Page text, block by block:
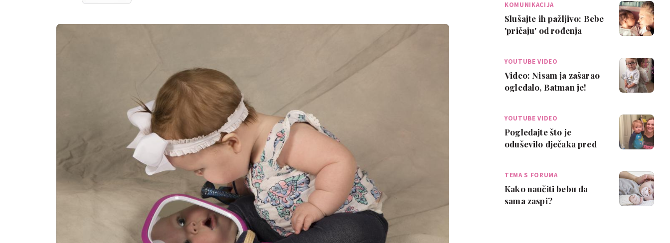
KOMUNIKACIJA
Slušajte ih pažljivo: Bebe
'pričaju' od rođenja
YOUTUBE VIDEO
Video: Nisam ja zašarao
ogledalo, Batman je!
YOUTUBE VIDEO
Pogledajte što je
oduševilo dječaka pred
TEMA S FORUMA
Kako naučiti bebu da
sama zaspi?